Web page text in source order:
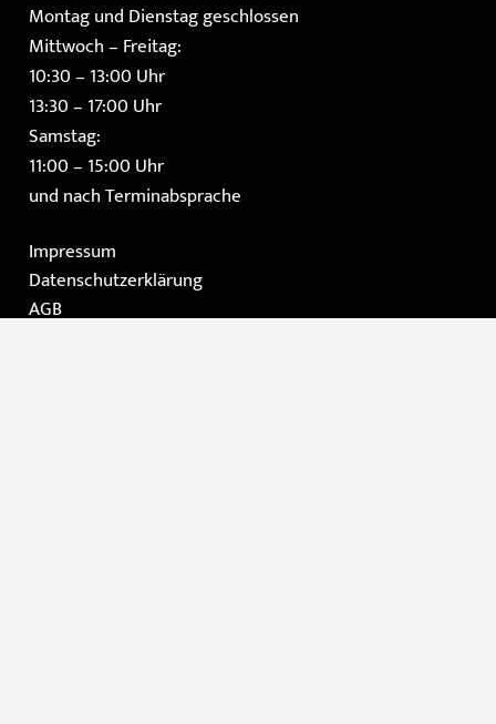
Montag und Dienstag geschlossen
Mittwoch – Freitag:
10:30 – 13:00 Uhr
13:30 – 17:00 Uhr
Samstag:
11:00 – 15:00 Uhr
und nach Terminabsprache
Impressum
Datenschutzerklärung
AGB